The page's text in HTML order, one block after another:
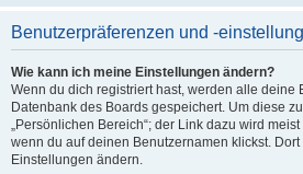
Benutzerpräferenzen und -
Wie kann ich meine Einstellungen ändern?
Wenn du dich registriert hast, werden alle deine
Datenbank des Boards gespeichert. Um diese
„Persönlichen Bereich“; der Link dazu wird
wenn du auf deinen Benutzernamen klickst.
Einstellungen ändern.